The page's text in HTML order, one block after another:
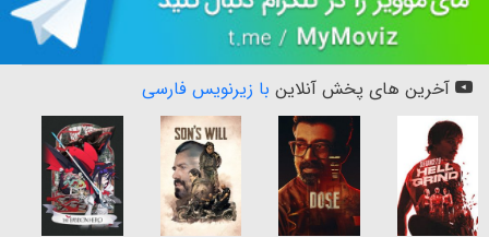
آخرین های پخش آنلاین با زیرنویس فارسی